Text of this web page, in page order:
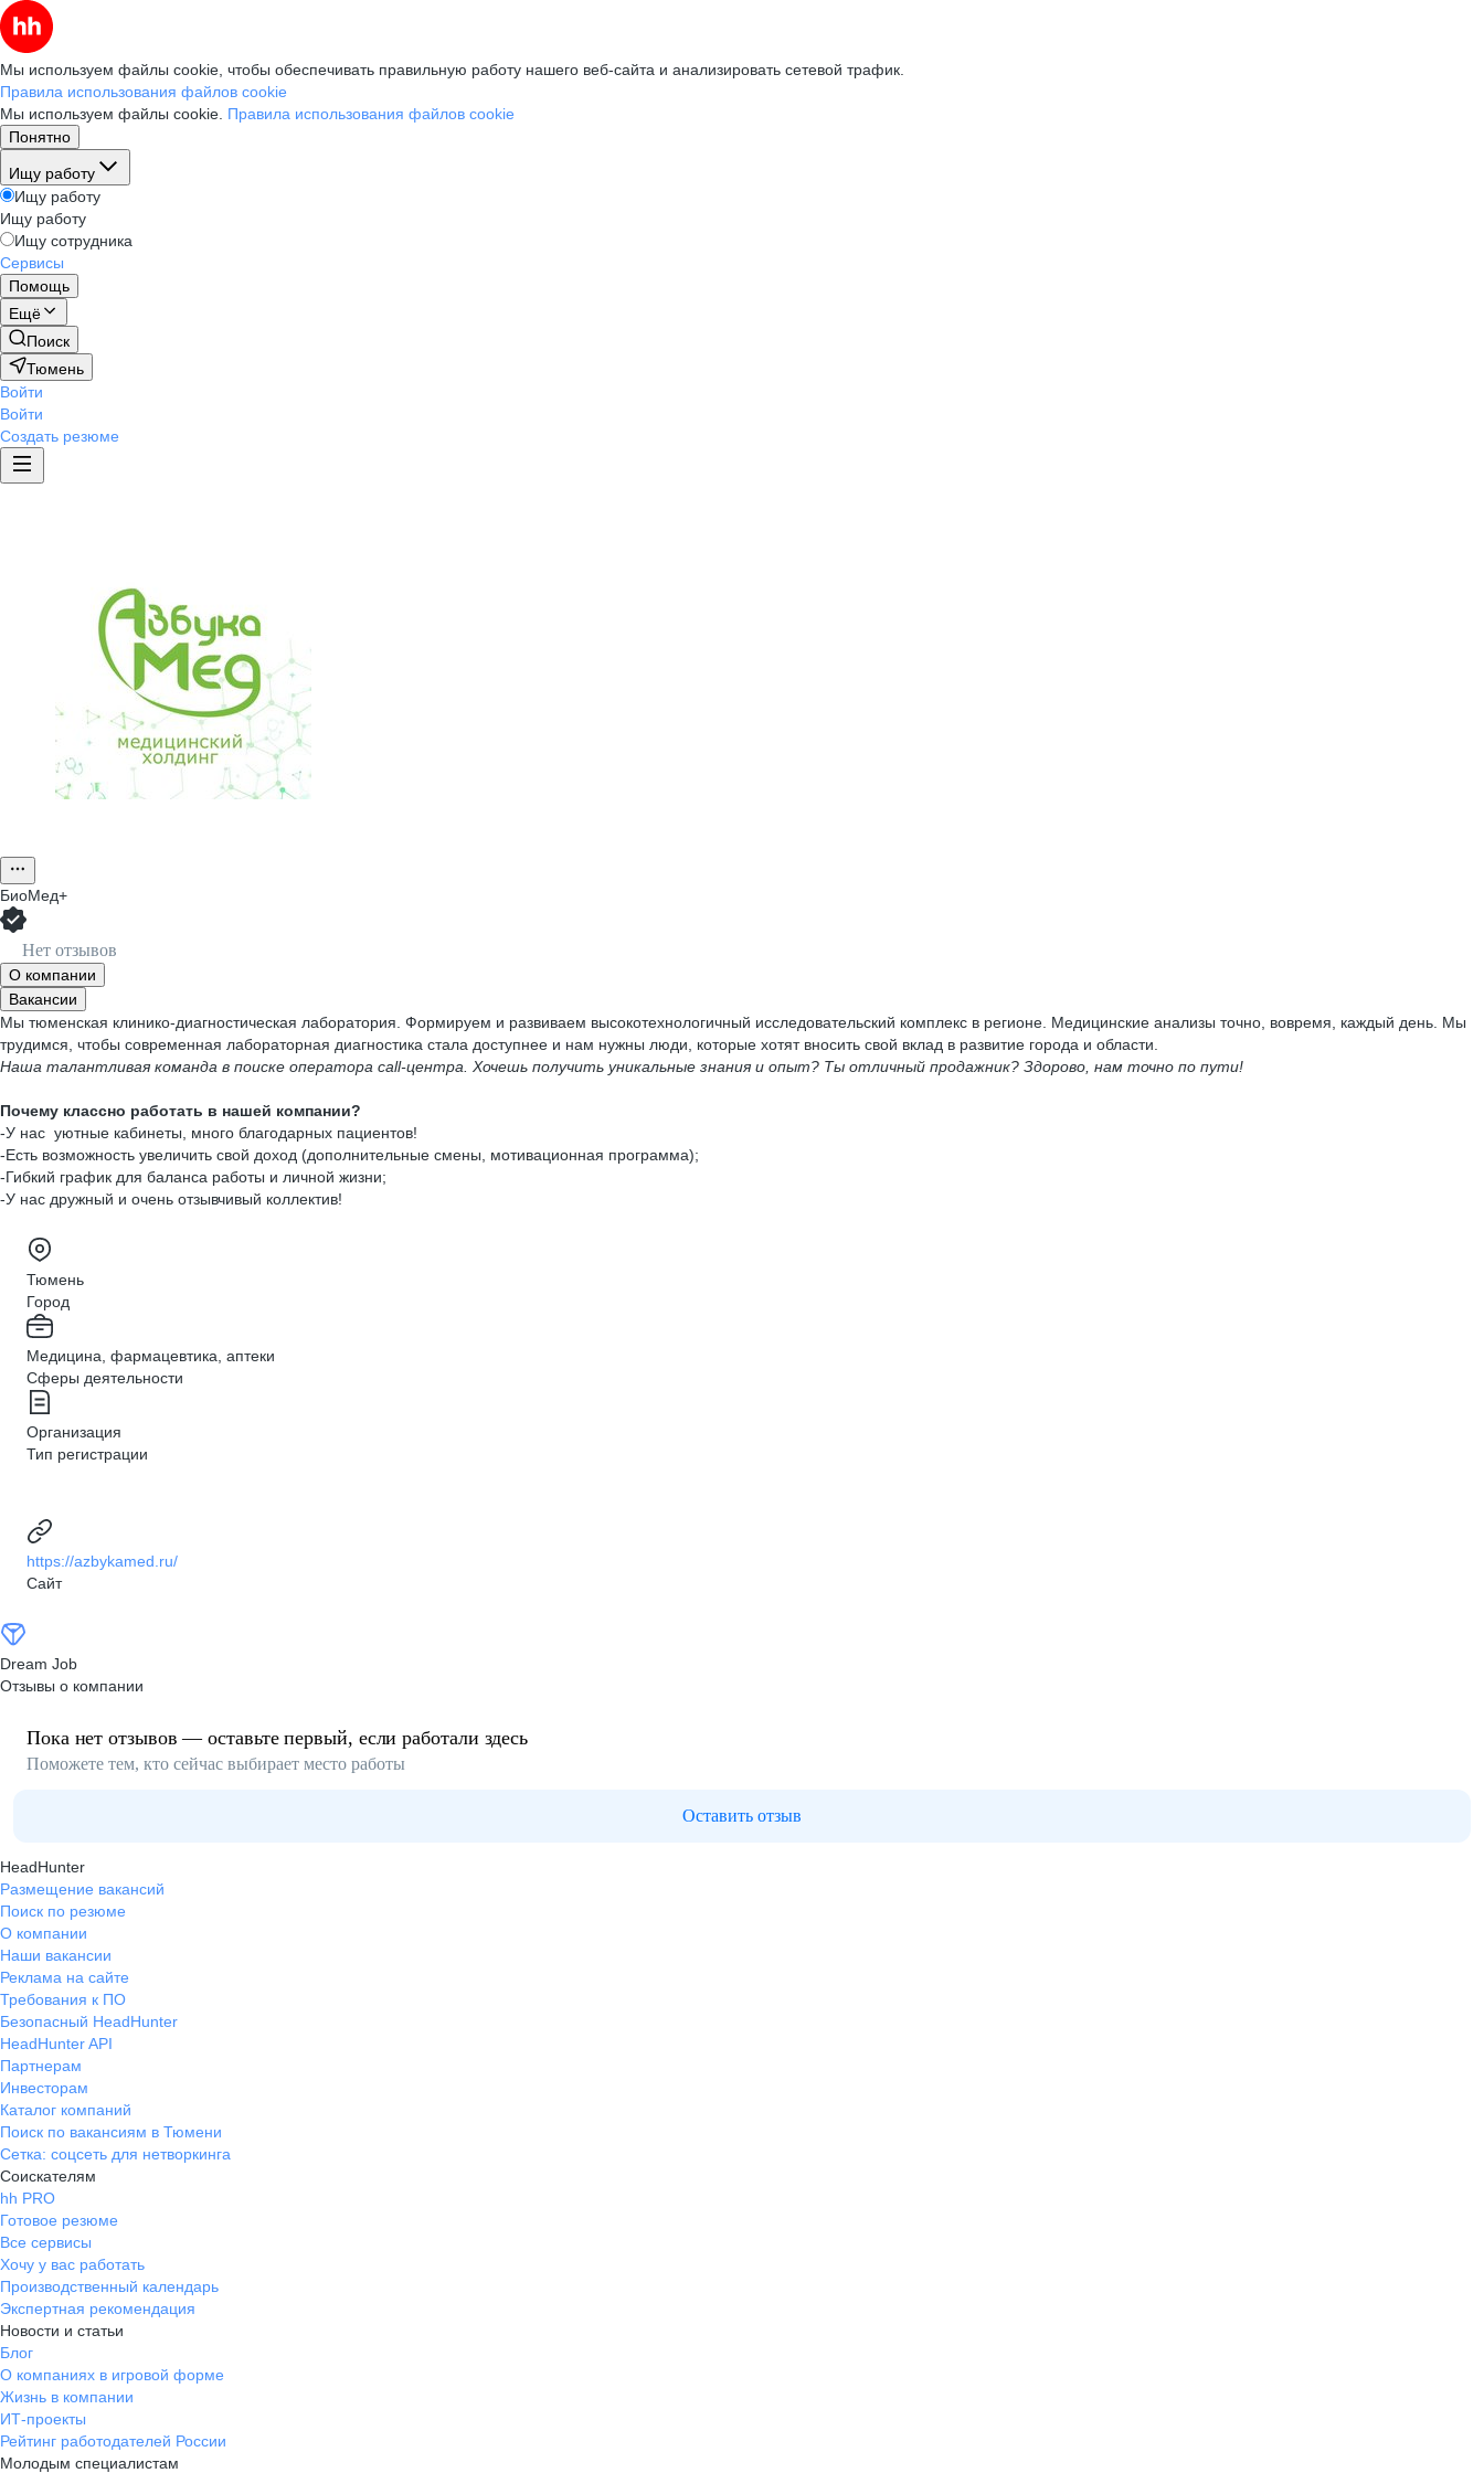
Мы используем файлы cookie, чтобы обеспечивать правильную работу нашего веб-сайта и анализировать сетевой трафик.
Правила использования файлов cookie
Мы используем файлы cookie. Правила использования файлов cookie
Понятно
Ищу работу
Ищу работу
Ищу работу
Ищу сотрудника
Сервисы
Помощь
Ещё
Поиск
Тюмень
Войти
Войти
Создать резюме
БиоМед+
Нет отзывов
О компании
Вакансии
Мы тюменская клинико-диагностическая лаборатория. Формируем и развиваем высокотехнологичный исследовательский комплекс в регионе. Медицинские анализы точно, вовремя, каждый день. Мы
трудимся, чтобы современная лабораторная диагностика стала доступнее и нам нужны люди, которые хотят вносить свой вклад в развитие города и области.
Наша талантливая команда в поиске оператора call-центра. Хочешь получить уникальные знания и опыт? Ты отличный продажник? Здорово, нам точно по пути!
Почему классно работать в нашей компании?
-У нас уютные кабинеты, много благодарных пациентов!
-Есть возможность увеличить свой доход (дополнительные смены, мотивационная программа);
-Гибкий график для баланса работы и личной жизни;
-У нас дружный и очень отзывчивый коллектив!
Тюмень
Город
Медицина, фармацевтика, аптеки
Сферы деятельности
Организация
Тип регистрации
https://azbykamed.ru/
Сайт
Dream Job
Отзывы о компании
Пока нет отзывов — оставьте первый, если работали здесь
Поможете тем, кто сейчас выбирает место работы
Оставить отзыв
HeadHunter
Размещение вакансий
Поиск по резюме
О компании
Наши вакансии
Реклама на сайте
Требования к ПО
Безопасный HeadHunter
HeadHunter API
Партнерам
Инвесторам
Каталог компаний
Поиск по вакансиям в Тюмени
Сетка: соцсеть для нетворкинга
Соискателям
hh PRO
Готовое резюме
Все сервисы
Хочу у вас работать
Производственный календарь
Экспертная рекомендация
Новости и статьи
Блог
О компаниях в игровой форме
Жизнь в компании
ИТ-проекты
Рейтинг работодателей России
Молодым специалистам